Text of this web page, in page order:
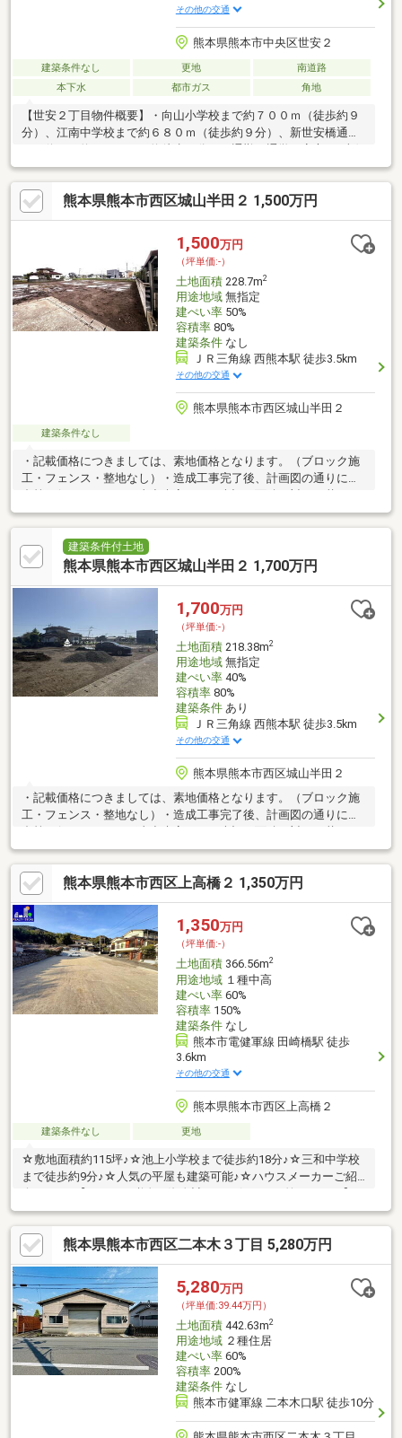
その他の交通
熊本県熊本市中央区世安２
建築条件なし 更地
南道路
本下水
都市ガス 角地
【世安２丁目物件概要】・向山小学校まで約７００ｍ（徒歩約９
分）、江南中学校まで約６８０ｍ（徒歩約９分）、新世安橋通り
道路は持分なし♪・南西の角地のため日当り良好♪・建築条件なし
♪・事業用地としてもおすすめの物件♪ ・分割可
熊本県熊本市西区城山半田２ 1,500万円
1,500万円
（坪単価:-）
土地面積228.7m2
用途地域無指定
建ぺい率50%
容積率80%
建築条件なし
ＪＲ三角線 西熊本駅 徒歩3.5km
その他の交通
熊本県熊本市西区城山半田２
建築条件なし
・記載価格につきましては、素地価格となります。（ブロック施
工・フェンス・整地なし）・造成工事完了後、計画図の通りに分
差異が発生する可能性がございます。・上水道加入金/下水道受益
者負担金の清算が発生します。（買主負担）
建築条件付土地
熊本県熊本市西区城山半田２ 1,700万円
1,700万円
（坪単価:-）
土地面積218.38m2
用途地域無指定
建ぺい率40%
容積率80%
建築条件あり
ＪＲ三角線 西熊本駅 徒歩3.5km
その他の交通
熊本県熊本市西区城山半田２
・記載価格につきましては、素地価格となります。（ブロック施
工・フェンス・整地なし）・造成工事完了後、計画図の通りに分
差異が発生する可能性がございます。・上水道加入金/下水道受益
者負担金の清算が発生します。（買主負担）
熊本県熊本市西区上高橋２ 1,350万円
1,350万円
（坪単価:-）
土地面積366.56m2
用途地域１種中高
建ぺい率60%
容積率150%
建築条件なし
熊本市電健軍線 田崎橋駅 徒歩
3.6km
その他の交通
熊本県熊本市西区上高橋２
建築条件なし 更地
☆敷地面積約115坪♪☆池上小学校まで徒歩約18分♪☆三和中学校
まで徒歩約9分♪☆人気の平屋も建築可能♪☆ハウスメーカーご紹
介します♪【ローン、税金、資金計画など何でもお答えします】Q.
気になるお家がたくさんある！A.すべての物件資料を一括してご
提供します♪Q.住宅ローンはどこの銀行で借りたらいいの？A.諸条
件をお伺いし、お客様にとって最適な金融機関をご提案します♪Q.
未公開情報を知りたい！A.これから公開を予定している物件情報
もご紹介します♪お家探しからアフターサービス・フォローまで、
ワンストップでリアルティストアがお手伝いします♪
熊本県熊本市西区二本木３丁目 5,280万円
5,280万円
（坪単価:39.44万円）
土地面積442.63m2
用途地域２種住居
建ぺい率60%
容積率200%
建築条件なし
熊本市健軍線 二本木口駅 徒歩10分